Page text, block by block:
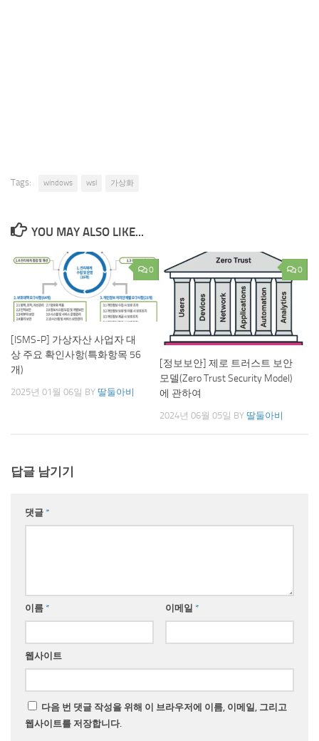
Tags: windows wsl 가상화
YOU MAY ALSO LIKE...
0
[ISMS-P] 가상자산 사업자 대
상 주요 확인사항(특화항목 56
개)
2025년 01월 06일 BY 딸둘아비
0
[정보보안] 제로 트러스트 보안
모델(Zero Trust Security Model)
에 관하여
2024년 06월 05일 BY 딸둘아비
답글 남기기
댓글 *
이름 * 이메일 *
웹사이트
다음 번 댓글 작성을 위해 이 브라우저에 이름, 이메일, 그리고
웹사이트를 저장합니다.